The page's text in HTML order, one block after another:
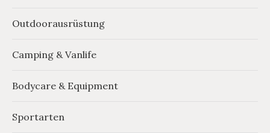
Outdoorausrüstung
Camping & Vanlife
Bodycare & Equipment
Sportarten